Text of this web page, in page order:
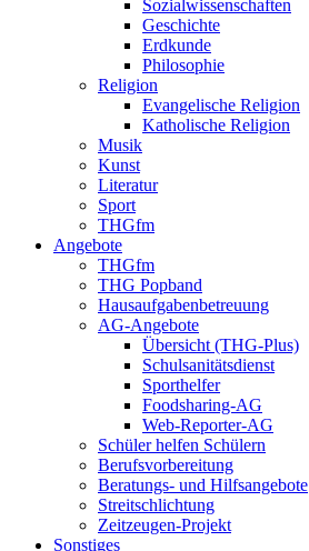
Sozialwissenschaften
Geschichte
Erdkunde
Philosophie
Religion
Evangelische Religion
Katholische Religion
Musik
Kunst
Literatur
Sport
THGfm
Angebote
THGfm
THG Popband
Hausaufgabenbetreuung
AG-Angebote
Übersicht (THG-Plus)
Schulsanitätsdienst
Sporthelfer
Foodsharing-AG
Web-Reporter-AG
Schüler helfen Schülern
Berufsvorbereitung
Beratungs- und Hilfsangebote
Streitschlichtung
Zeitzeugen-Projekt
Sonstiges